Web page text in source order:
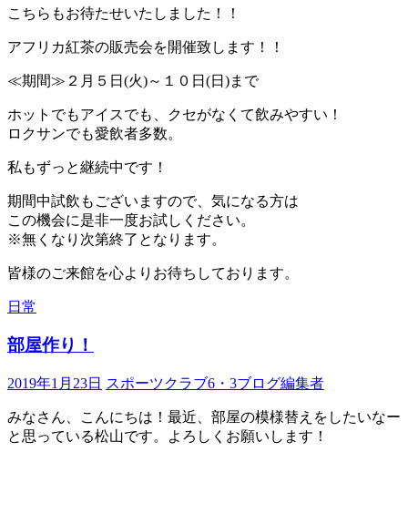
こちらもお待たせいたしました！！
アフリカ紅茶の販売会を開催致します！！
≪期間≫２月５日(火)～１０日(日)まで
ホットでもアイスでも、クセがなくて飲みやすい！
ロクサンでも愛飲者多数。
私もずっと継続中です！
期間中試飲もございますので、気になる方は
この機会に是非一度お試しください。
※無くなり次第終了となります。
皆様のご来館を心よりお待ちしております。
日常
部屋作り！
2019年1月23日 スポーツクラブ6・3ブログ編集者
みなさん、こんにちは！最近、部屋の模様替えをしたいなー
と思っている松山です。よろしくお願いします！